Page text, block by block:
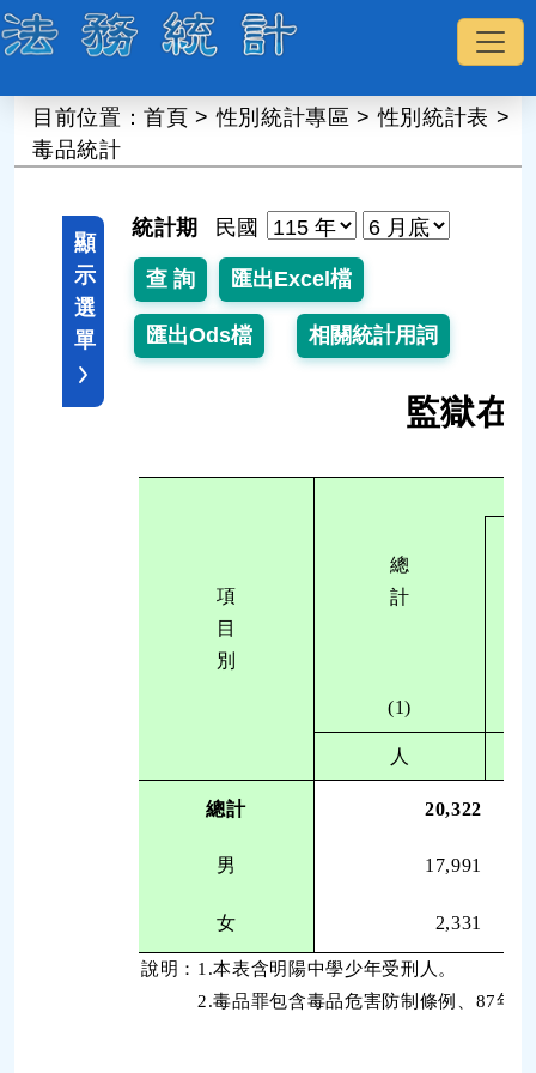
目前位置：首頁 >性別統計專區 >性別統計表 >
毒品統計
顯
示
選
單
統計期 民國
監獄在
項
目
別
總
計
(1)
人
總計 20,322
男 17,991
女 2,331
說明：1.本表含明陽中學少年受刑人。
2.毒品罪包含毒品危害防制條例、87年5月